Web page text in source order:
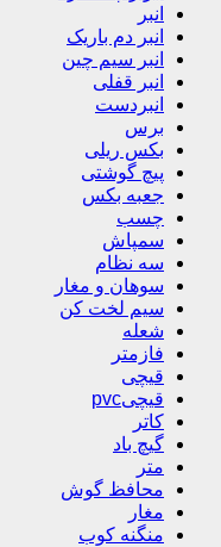
انبر
انبر دم باریک
انبر سیم چین
انبر قفلی
انبردست
برس
بکس ریلی
پیچ گوشتی
جعبه بکس
چسب
سمپاش
سه نظام
سوهان و مغار
سیم لخت کن
شعله
فازمتر
قیچی
قیچیpvc
کاتر
گیچ باد
متر
محافظ گوش
مغار
منگنه کوب